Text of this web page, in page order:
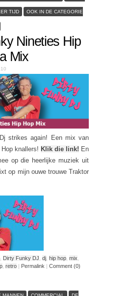
TIJD OOK IN DE CATEGORIE
Nineties Hip
Mix
strikes again! Een mix van
knallers! Klik die link! En
op die heerlijke muziek uit
op mijn ouwe trouwe Traktor
Dirty Funky DJ dj hip hop mix
retro | Permalink | Comment (0)